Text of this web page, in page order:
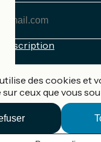
des cookies et
ceux que vous